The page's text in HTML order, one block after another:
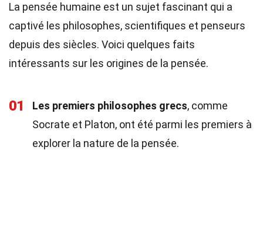
La pensée humaine est un sujet fascinant qui a
captivé les philosophes, scientifiques et penseurs
depuis des siècles. Voici quelques faits
intéressants sur les origines de la pensée.
01 Les premiers philosophes grecs, comme
Socrate et Platon, ont été parmi les premiers à
explorer la nature de la pensée.